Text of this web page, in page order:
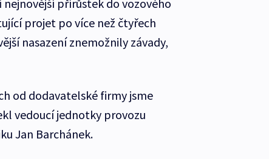
nejnovější přírůstek do vozového
projet po více než čtyřech
nasazení znemožnily závady,
od dodavatelské firmy jsme
vedoucí jednotky provozu
Jan Barchánek.